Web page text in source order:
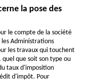
la pose des
le compte de la société
Administrations
les travaux qui touchent
quel que soit son type ou
taux d'imposition
d'impôt. Pour